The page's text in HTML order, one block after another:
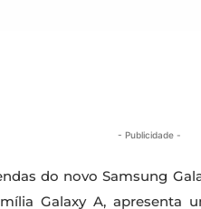
- Publicidade -
do novo Samsung
Galaxy A, apresenta